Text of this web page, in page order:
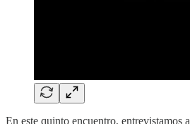
En este quinto encuentro, entrevistamos a